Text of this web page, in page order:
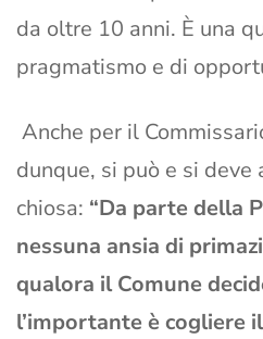
da oltre 10 anni. È una
pragmatismo e di
Anche per il
dunque, si può e si deve
chiosa: “Da parte della
nessuna ansia di
qualora il Comune
l’importante è cogliere